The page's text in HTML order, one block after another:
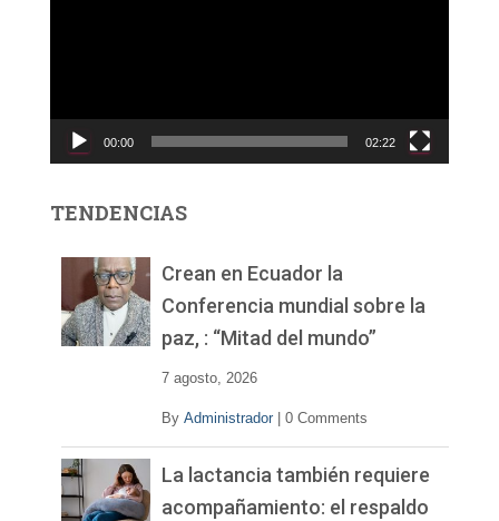
c
d
00:00 02:22
TENDENCIAS
Crean en Ecuador la
Conferencia mundial sobre la
paz, : “Mitad del mundo”
7 agosto, 2026
By Administrador 0 Comments
La lactancia también requiere
acompañamiento: el respaldo